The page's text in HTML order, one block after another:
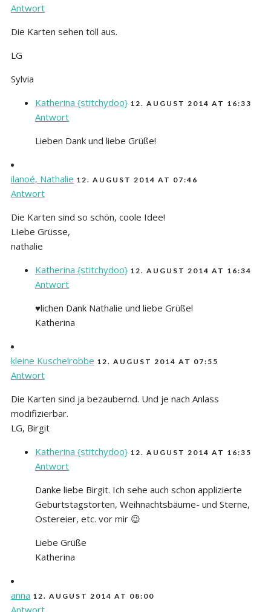
Antwort
Die Karten sehen toll aus.
LG
Sylvia
Katherina {stitchydoo} 12. AUGUST 2014 AT 16:33
Antwort
Lieben Dank und liebe Grüße!
ilanoé, Nathalie 12. AUGUST 2014 AT 07:46
Antwort
Die Karten sind so schön, coole Idee!
LIebe Grüsse,
nathalie
Katherina {stitchydoo} 12. AUGUST 2014 AT 16:34
Antwort
♥lichen Dank Nathalie und liebe Grüße!
Katherina
kleine Kuschelrobbe 12. AUGUST 2014 AT 07:55
Antwort
Die Karten sind ja bezaubernd. Und je nach Anlass
modifizierbar.
LG, Birgit
Katherina {stitchydoo} 12. AUGUST 2014 AT 16:35
Antwort
Danke liebe Birgit. Ich sehe auch schon applizierte
Geburtstagstorten, Weihnachtsbäume- und Sterne,
Ostereier, etc. vor mir 😉
Liebe Grüße
Katherina
anna 12. AUGUST 2014 AT 08:00
Antwort